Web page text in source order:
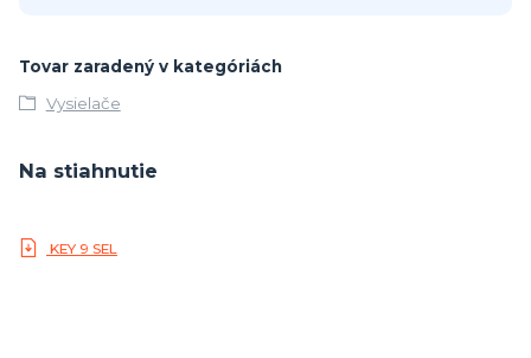
Tovar zaradený v kategóriách
Vysielače
Na stiahnutie
KEY 9 SEL